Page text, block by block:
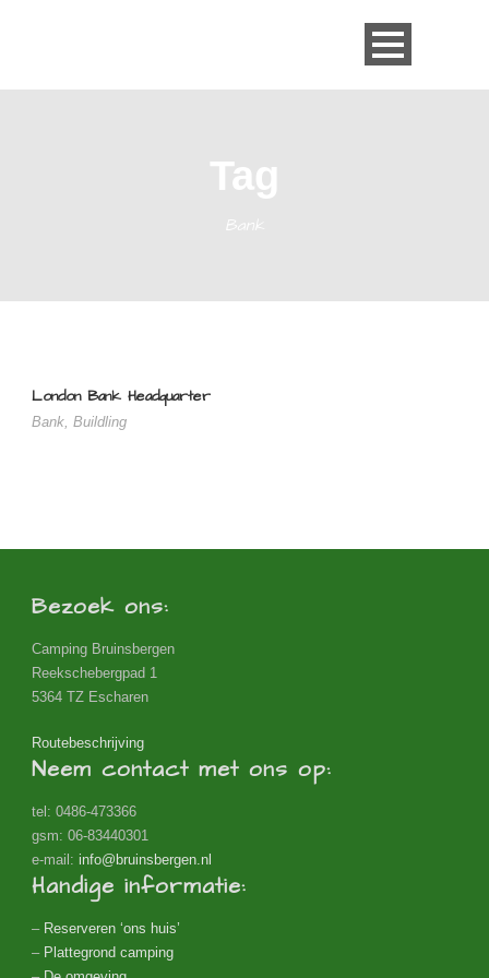
Tag
Bank
London Bank Headquarter
Bank, Buildling
Bezoek ons:
Camping Bruinsbergen
Reekschebergpad 1
5364 TZ Escharen
Routebeschrijving
Neem contact met ons op:
tel: 0486-473366
gsm: 06-83440301
e-mail: info@bruinsbergen.nl
Handige informatie:
– Reserveren ‘ons huis’
– Plattegrond camping